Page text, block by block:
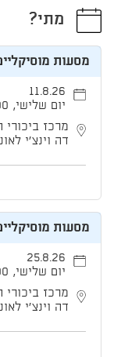
מתי?
מסעות
11.8.26
יום שלישי, 17:00
מרכז
דה וינצ'י לאונרדו 2, סטודיו
מסעות
25.8.26
יום שלישי, 17:00
מרכז
דה וינצ'י לאונרדו 2, סטודיו